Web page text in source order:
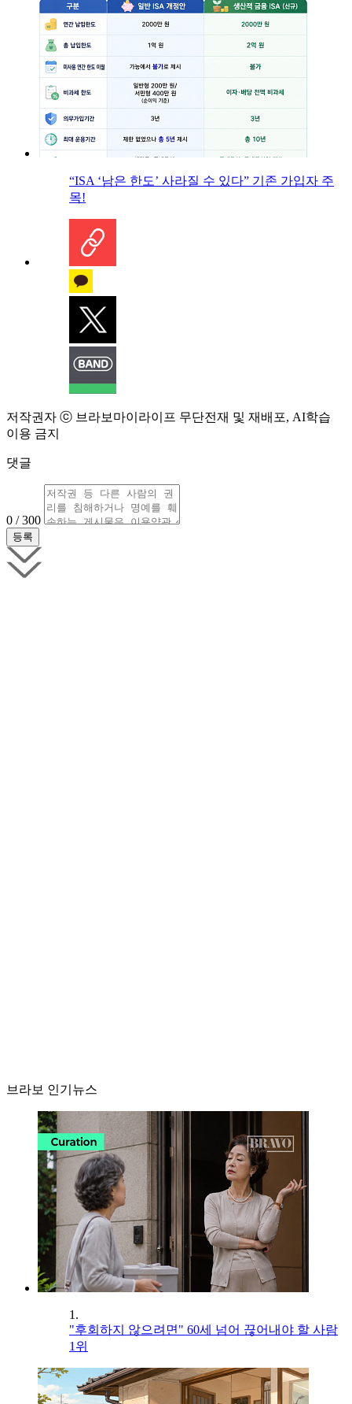
“ISA ‘남은 한도’ 사라질 수 있다” 기존 가입자 주
목!
저작권자 ⓒ 브라보마이라이프 무단전재 및 재배포, AI학습
이용 금지
댓글
0 / 300
브라보 인기뉴스
1.
"후회하지 않으려면" 60세 넘어 끊어내야 할 사람
1위